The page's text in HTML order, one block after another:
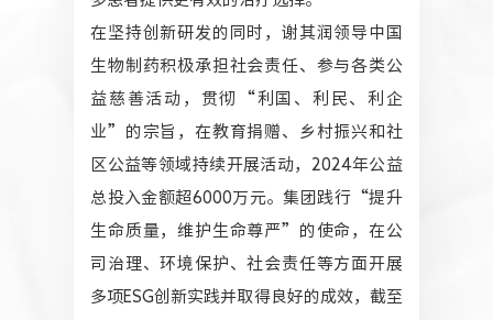
在坚持创新研发的同时，谢其润领导中国
生物制药积极承担社会责任、参与各类公
益慈善活动，贯彻“利国、利民、利企
业”的宗旨，在教育捐赠、乡村振兴和社
区公益等领域持续开展活动，2024年公益
总投入金额超6000万元。集团践行“提升
生命质量，维护生命尊严”的使命，在公
司治理、环境保护、社会责任等方面开展
多项ESG创新实践并取得良好的成效，截至